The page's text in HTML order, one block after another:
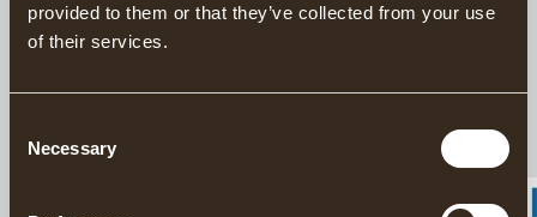
provided to them or that they’ve collected from your use
of their services.
Selection
Necessary
Gränsfors Liten Skarvyxa är en gammal skandinavisk yxmodell
Yxan kan enkelt beskrivas som ”ett stämjärn man kan hugga
med”. Skarvyxa eller tväryxa som den ibland också kallas, har ett
brett användningsområde. Yxan används till att hugga till
stockar och plank för att skapa släta ytor, forma bjälkar och åsar